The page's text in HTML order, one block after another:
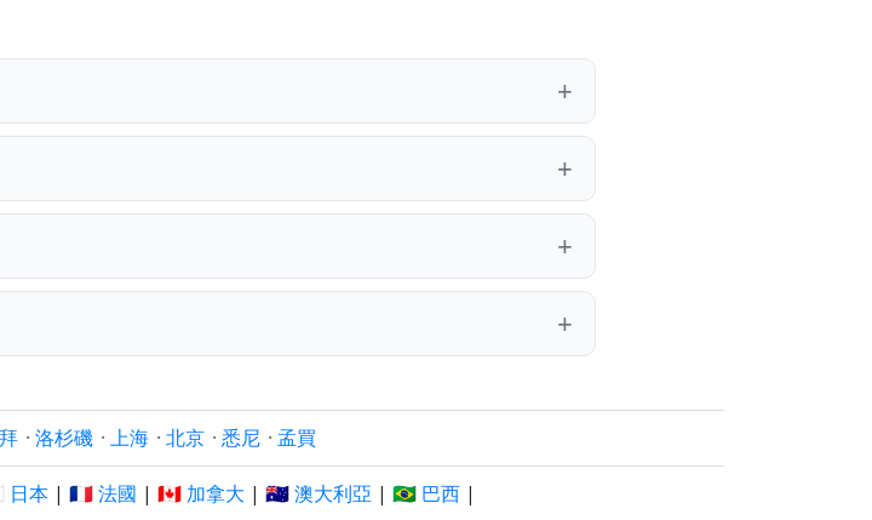
· 洛杉磯 · 上海 · 北京 · 悉尼 · 孟買
日本 | 🇫🇷 法國 | 🇨🇦 加拿大 | 🇦🇺 澳大利亞 | 🇧🇷 巴西 |